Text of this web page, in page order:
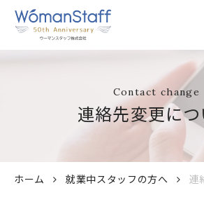
Contact change
連絡先変更につ
ホーム 就業中スタッフの方へ 連